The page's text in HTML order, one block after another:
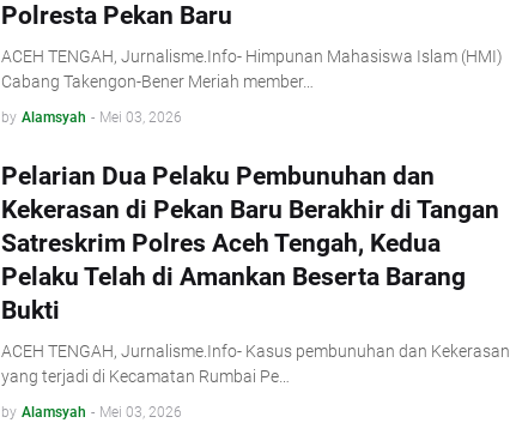
Polresta Pekan Baru
ACEH TENGAH, Jurnalisme.Info- Himpunan Mahasiswa Islam (HMI)
Cabang Takengon-Bener Meriah member…
by Alamsyah - Mei 03, 2026
Pelarian Dua Pelaku Pembunuhan dan
Kekerasan di Pekan Baru Berakhir di Tangan
Satreskrim Polres Aceh Tengah, Kedua
Pelaku Telah di Amankan Beserta Barang
Bukti
ACEH TENGAH, Jurnalisme.Info- Kasus pembunuhan dan Kekerasan
yang terjadi di Kecamatan Rumbai Pe…
by Alamsyah - Mei 03, 2026